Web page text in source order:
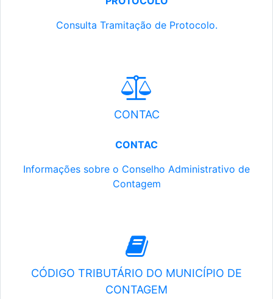
Consulta Tramitação de Protocolo.
CONTAC
CONTAC
Informações sobre o Conselho Administrativo de
Contagem
CÓDIGO TRIBUTÁRIO DO MUNICÍPIO DE
CONTAGEM